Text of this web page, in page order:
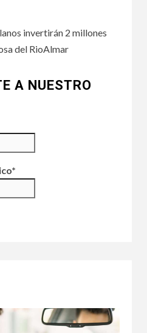
invertirán 2 millones
del RioAlmar
A NUESTRO